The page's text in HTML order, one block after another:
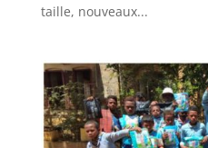
taille, nouveaux...